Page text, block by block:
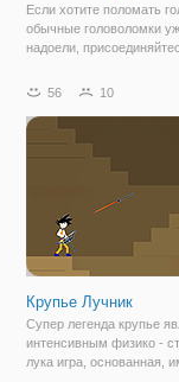
Если хотите поломать
обычные головоломки
надоели,
ряд логических задач, в
веревки. Дело в том, что
56 10
Крупье Лучник
Супер легенда крупье
интенсивным физико -
лука игра, основанная,